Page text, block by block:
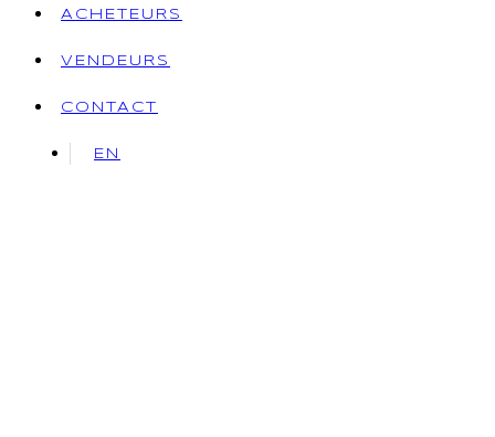
ACHETEURS
VENDEURS
CONTACT
EN